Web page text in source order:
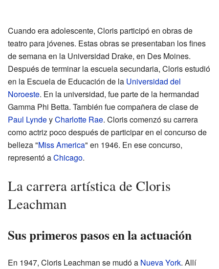
Cuando era adolescente, Cloris participó en obras de
teatro para jóvenes. Estas obras se presentaban los fines
de semana en la Universidad Drake, en Des Moines.
Después de terminar la escuela secundaria, Cloris estudió
en la Escuela de Educación de la Universidad del
Noroeste. En la universidad, fue parte de la hermandad
Gamma Phi Betta. También fue compañera de clase de
Paul LyndeyCharlotte Rae. Cloris comenzó su carrera
como actriz poco después de participar en el concurso de
belleza "Miss America" en 1946. En ese concurso,
representó aChicago.
La carrera artística de Cloris
Leachman
Sus primeros pasos en la actuación
En 1947, Cloris Leachman se mudó a Nueva York. Allí